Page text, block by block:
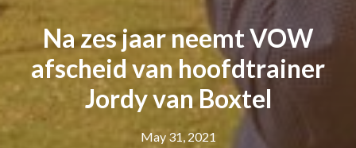
Na zes jaar neemt VOW
afscheid van hoofdtrainer
Jordy van Boxtel
May 31, 2021